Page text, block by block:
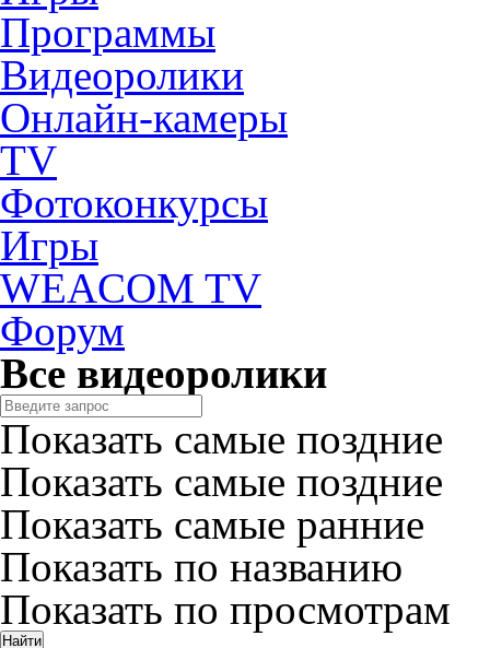
Программы
Видеоролики
Онлайн-камеры
TV
Фотоконкурсы
Игры
WEACOM TV
Форум
Все видеоролики
Показать самые поздние
Показать самые поздние
Показать самые ранние
Показать по названию
Показать по просмотрам